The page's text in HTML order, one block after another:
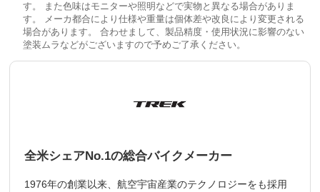
す。 また色味はモニターや照明などで実物と異なる場合がありま
す。 メーカ都合により仕様や重量は個体差や改良により変更される
場合があります。 合わせまして、製品精度・使用状況に影響のない
塗装ムラなどがございますので予めご了承ください。
全米シェアNo.1の総合バイクメーカー
1976年の創業以来、航空宇宙産業のテクノロジーをも採用